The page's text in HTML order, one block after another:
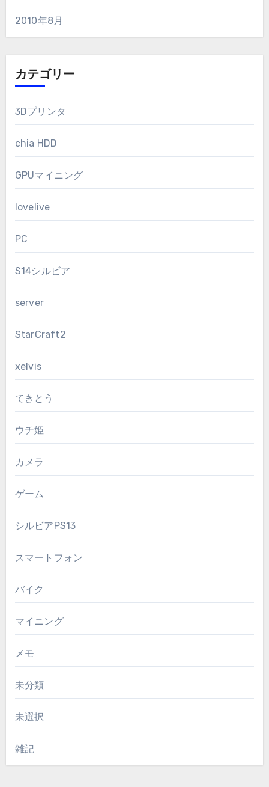
2010年8月
カテゴリー
3Dプリンタ
chia HDD
GPUマイニング
lovelive
PC
S14シルビア
server
StarCraft2
xelvis
てきとう
ウチ姫
カメラ
ゲーム
シルビアPS13
スマートフォン
バイク
マイニング
メモ
未分類
未選択
雑記